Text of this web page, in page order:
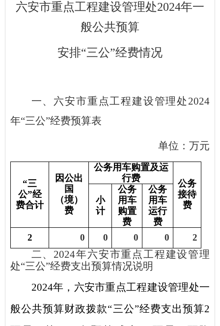
六安市重点工程建设管理处2024年一
般公共预算
安排“三公”经费情况
一、 六安市重点工程建设管理处 2024
年“三公”经费预算表
单位：万元
“三
公”经
费合计
因公出
国
（境）
费
公务用车购置及运
行费
公务
接待
费
小
计
公务
用车
购置
费
公务
用车
运行
费
2
0 0 0 0 2
二、 2024年六安市重点工程建设管理
处“三公”经费支出预算情况说明
2024年 ， 六安市重点工程建设管理处一
般公共预算财政拨款“三公”经费支出预算2